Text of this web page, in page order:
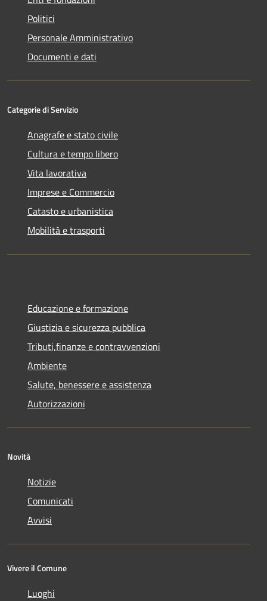
Politici
Personale Amministrativo
Documenti e dati
Categorie di Servizio
Anagrafe e stato civile
Cultura e tempo libero
Vita lavorativa
Imprese e Commercio
Catasto e urbanistica
Mobilità e trasporti
Educazione e formazione
Giustizia e sicurezza pubblica
Tributi,finanze e contravvenzioni
Ambiente
Salute, benessere e assistenza
Autorizzazioni
Novità
Notizie
Comunicati
Avvisi
Vivere il Comune
Luoghi